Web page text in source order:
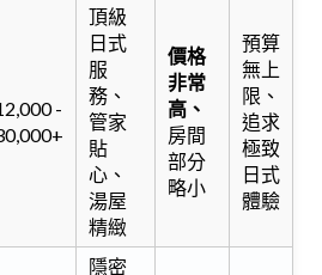
-
頂級
日式
服
務、
管家
貼
心、
湯屋
精緻
價格
非常
高、
房間
部分
略小
預算
無上
限、
追求
極致
日式
體驗
隱密